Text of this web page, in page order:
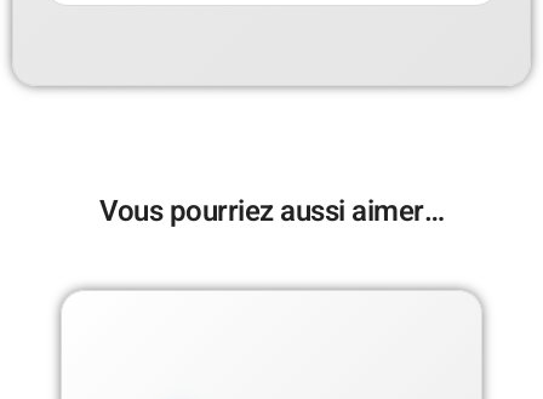
Vous pourriez aussi aimer…